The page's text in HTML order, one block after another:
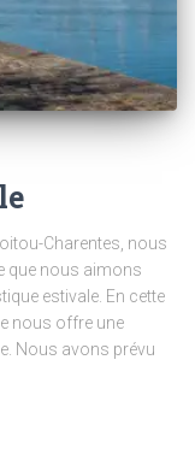
Charentes, nous
que nous aimons
estivale. En cette
nous offre une
Nous avons prévu